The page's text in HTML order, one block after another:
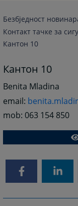
Безбjедност
Контакт тачке за
Кантон 10
Кантон 10
Benita Mladina
email:
mob: 063 154 850